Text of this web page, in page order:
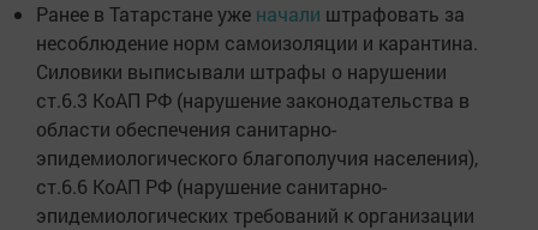
Ранее в Татарстане уже начали штрафовать за
несоблюдение норм самоизоляции и карантина.
Силовики выписывали штрафы о нарушении
ст.6.3 КоАП РФ (нарушение законодательства в
области обеспечения санитарно-
эпидемиологического благополучия населения),
ст.6.6 КоАП РФ (нарушение санитарно-
эпидемиологических требований к организации